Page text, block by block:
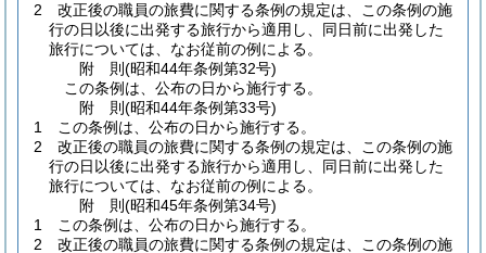
2
改正後の職員の旅費に関する条例の規定は、この条例の施
行の日以後に出発する旅行から適用し、同日前に出発した
旅行については、なお従前の例による。
附 則(昭和44年条例第32号)
この条例は、公布の日から施行する。
附 則(昭和44年条例第33号)
1
この条例は、公布の日から施行する。
2
改正後の職員の旅費に関する条例の規定は、この条例の施
行の日以後に出発する旅行から適用し、同日前に出発した
旅行については、なお従前の例による。
附 則(昭和45年条例第34号)
1
この条例は、公布の日から施行する。
2
改正後の職員の旅費に関する条例の規定は、この条例の施